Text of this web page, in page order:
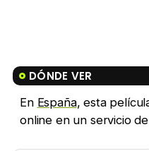
DÓNDE VER
En España, esta
online en un servicio